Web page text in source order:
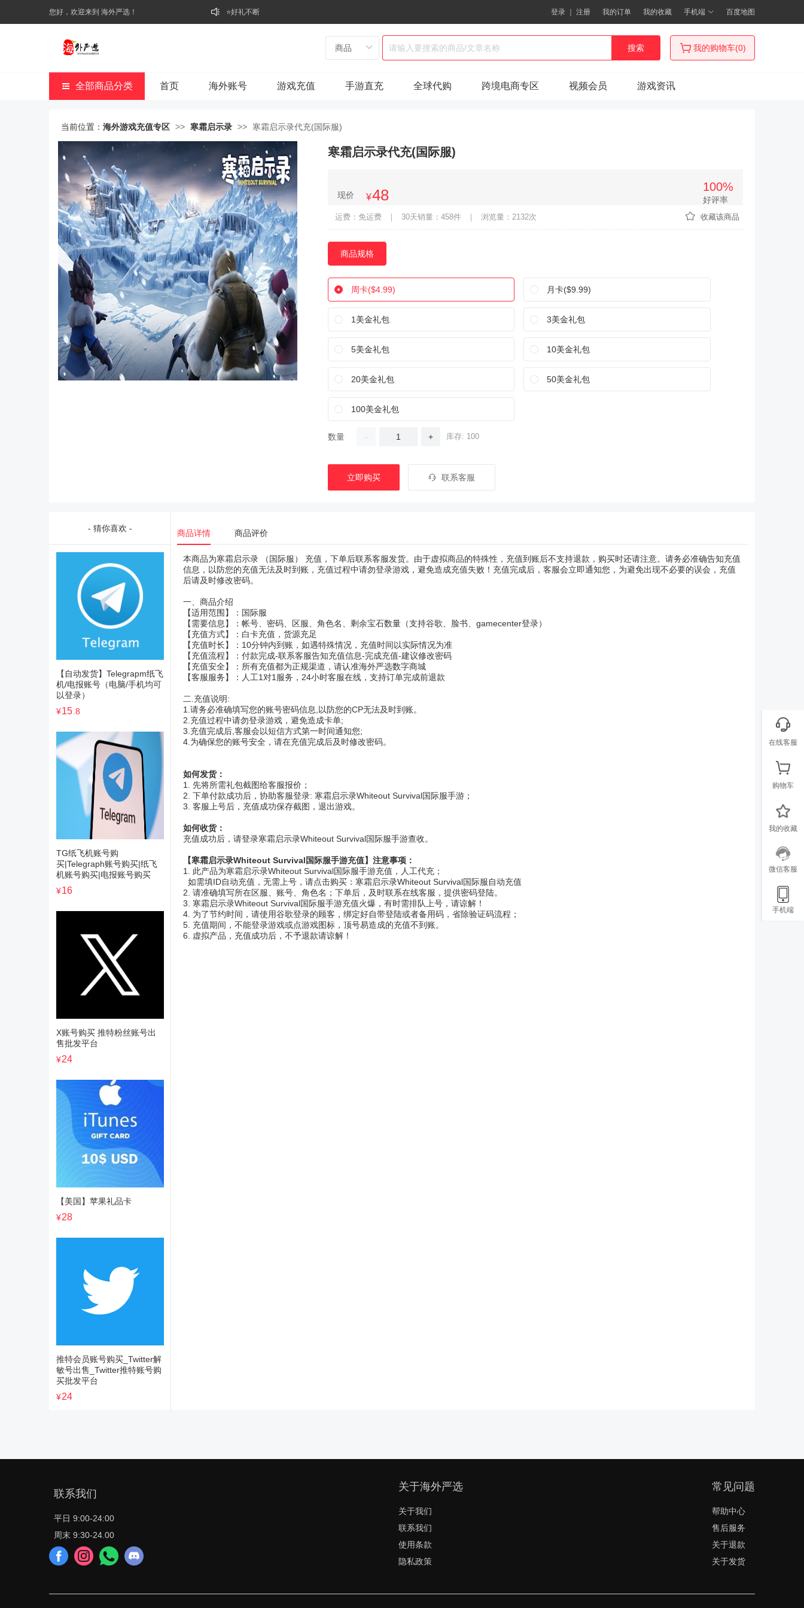
您好，欢迎来到 海外严选！ ⭐好礼不断 登录 ｜ 注册 我的订单 我的收藏 手机端 百度地图
搜索 我的购物车(0)
全部商品分类 首页 海外账号 游戏充值 手游直充 全球代购 跨境电商专区 视频会员 游戏资讯
当前位置： 海外游戏充值专区 >> 寒霜启示录 >> 寒霜启示录代充(国际服)
寒霜启示录代充(国际服)
现价 ¥48 100%
好评率
运费：免运费 30天销量：458件 浏览量：2132次 收藏该商品
商品规格
周卡($4.99) 月卡($9.99)
1美金礼包 3美金礼包
5美金礼包 10美金礼包
20美金礼包 50美金礼包
100美金礼包
数量 - + 库存: 100
立即购买 联系客服
- 猜你喜欢 -
【自动发货】Telegrapm纸飞
机/电报账号（电脑/手机均可
以登录）
¥15 .8
TG纸飞机账号购
买|Telegraph账号购买|纸飞
机账号购买|电报账号购买
¥16
X账号购买 推特粉丝账号出
售批发平台
¥24
【美国】苹果礼品卡
¥28
推特会员账号购买_Twitter解
敏号出售_Twitter推特账号购
买批发平台
¥24
商品详情 商品评价
本商品为寒霜启示录 （国际服） 充值，下单后联系客服发货。由于虚拟商品的特殊性，充值到账后不支持退款，购买时还请注意。请务必准确告知充值
信息，以防您的充值无法及时到账，充值过程中请勿登录游戏，避免造成充值失败！充值完成后，客服会立即通知您，为避免出现不必要的误会，充值
后请及时修改密码。
一、商品介绍
【适用范围】：国际服
【需要信息】：帐号、密码、区服、角色名、剩余宝石数量（支持谷歌、脸书、gamecenter登录）
【充值方式】：白卡充值，货源充足
【充值时长】：10分钟内到账，如遇特殊情况，充值时间以实际情况为准
【充值流程】：付款完成-联系客服告知充值信息-完成充值-建议修改密码
【充值安全】：所有充值都为正规渠道，请认准海外严选数字商城
【客服服务】：人工1对1服务，24小时客服在线，支持订单完成前退款
二.充值说明:
1.请务必准确填写您的账号密码信息,以防您的CP无法及时到账。
2.充值过程中请勿登录游戏，避免造成卡单;
3.充值完成后,客服会以短信方式第一时间通知您;
4.为确保您的账号安全，请在充值完成后及时修改密码。
如何发货：
1. 先将所需礼包截图给客服报价；
2. 下单付款成功后，协助客服登录: 寒霜启示录Whiteout Survival国际服手游；
3. 客服上号后，充值成功保存截图，退出游戏。
如何收货：
充值成功后，请登录寒霜启示录Whiteout Survival国际服手游查收。
【寒霜启示录Whiteout Survival国际服手游充值】注意事项：
1. 此产品为寒霜启示录Whiteout Survival国际服手游充值，人工代充；
如需填ID自动充值，无需上号，请点击购买： 寒霜启示录Whiteout Survival国际服自动充值
2. 请准确填写所在区服、账号、角色名；下单后，及时联系在线客服，提供密码登陆。
3. 寒霜启示录Whiteout Survival国际服手游充值火爆，有时需排队上号，请谅解！
4. 为了节约时间，请使用谷歌登录的顾客，绑定好自带登陆或者备用码，省除验证码流程；
5. 充值期间，不能登录游戏或点游戏图标，顶号易造成的充值不到账。
6. 虚拟产品，充值成功后，不予退款请谅解！
联系我们
平日 9:00-24:00
周末 9:30-24.00
关于海外严选
关于我们
联系我们
使用条款
隐私政策
常见问题
帮助中心
售后服务
关于退款
关于发货
在线客服
购物车
我的收藏
微信客服
手机端